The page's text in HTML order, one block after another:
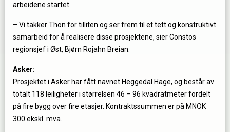
arbeidene startet.
– Vi takker Thon for tilliten og ser frem til et tett og konstruktivt
samarbeid for å realisere disse prosjektene, sier Constos
regionsjef i Øst, Bjørn Rojahn Breian.
Asker:
Prosjektet i Asker har fått navnet Heggedal Hage, og består av
totalt 118 leiligheter i størrelsen 46 – 96 kvadratmeter fordelt
på fire bygg over fire etasjer. Kontraktssummen er på MNOK
300 ekskl. mva.